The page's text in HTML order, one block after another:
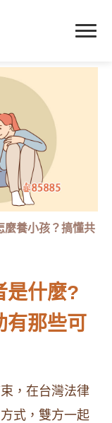
麼養小孩？搞懂共
是什麼?
有那些可
，在台灣法律
式，雙方一起